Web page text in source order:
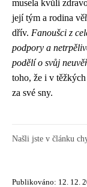
musela kvůli
její tým a rodina
dřív. Fanoušci z
podpory a
podělí o svůj
toho, že i v
za své sny.
Našli jste v článku
Publikováno: 12. 12.